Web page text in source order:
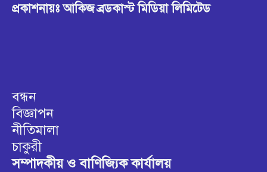
প্রকাশনায়ঃ আকিজ ব্রডকাস্ট মিডিয়া লিমিটেড
বন্ধন
বিজ্ঞাপন
নীতিমালা
চাকুরী
সম্পাদকীয় ও বাণিজ্যিক কার্যালয়